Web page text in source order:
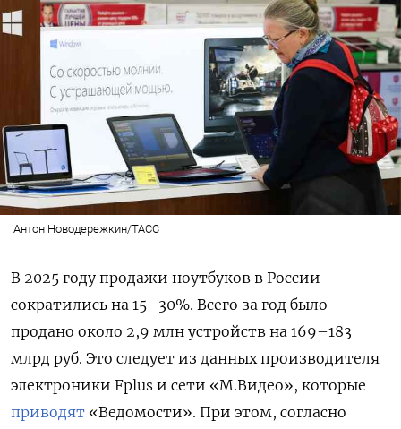
Антон Новодережкин/ТАСС
В 2025 году продажи ноутбуков в России
сократились на 15–30%. Всего за год было
продано около 2,9 млн устройств на 169–183
млрд руб. Это следует из данных производителя
электроники Fplus и сети «М.Видео», которые
приводят «Ведомости». При этом, согласно